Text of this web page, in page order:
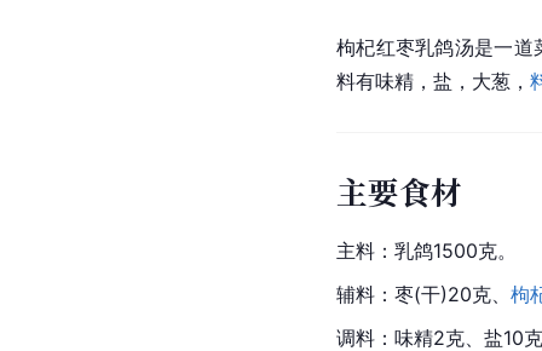
枸杞红枣乳鸽汤是一道
料有味精，盐，大葱，
主要食材
主料：乳鸽1500克。
辅料：枣(干)20克、 枸
调料：味精2克、盐10